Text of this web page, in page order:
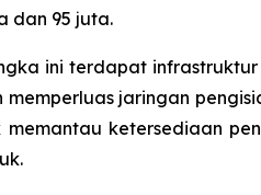
dan 95 juta.
ini terdapat
memperluas jaringan
memantau ketersediaan